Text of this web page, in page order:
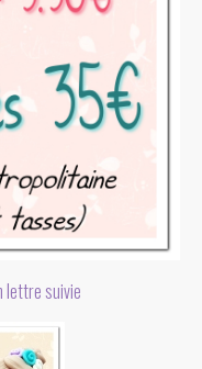
lettre suivie